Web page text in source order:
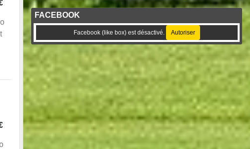
FACEBOOK
Facebook (like box) est désactivé. Autoriser